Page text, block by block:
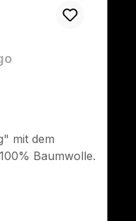
mit dem
Baumwolle.